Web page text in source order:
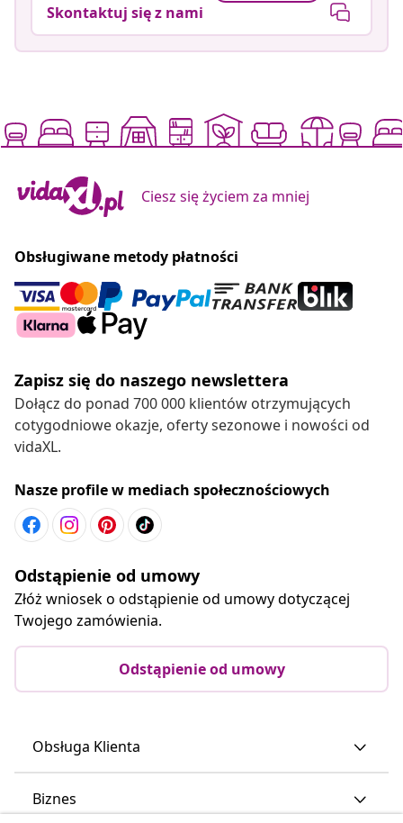
Skontaktuj się z nami
Ciesz się życiem za mniej
Obsługiwane metody płatności
Zapisz się do naszego newslettera
Dołącz do ponad 700 000 klientów otrzymujących
cotygodniowe okazje, oferty sezonowe i nowości od
vidaXL.
Nasze profile w mediach społecznościowych
Odstąpienie od umowy
Złóż wniosek o odstąpienie od umowy dotyczącej
Twojego zamówienia.
Odstąpienie od umowy
Obsługa Klienta
Biznes